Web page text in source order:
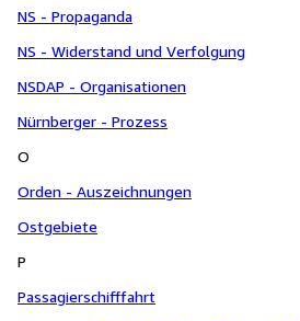
NS - Propaganda
NS - Widerstand und Verfolgung
NSDAP - Organisationen
Nürnberger - Prozess
O
Orden - Auszeichnungen
Ostgebiete
P
Passagierschifffahrt